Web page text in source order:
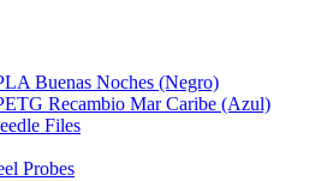
Buenas Noches (Negro)
Recambio Mar Caribe (Azul)
Files
Probes